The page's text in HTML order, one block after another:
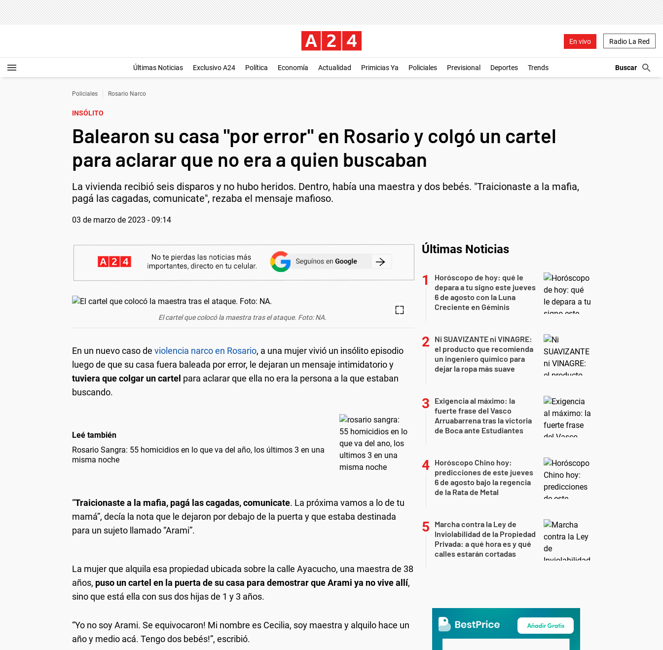
En vivo Radio La Red
Últimas Noticias Exclusivo A24 Política Economía Actualidad Primicias Ya Policiales Previsional Deportes Trends
Policiales Rosario Narco
INSÓLITO
Balearon su casa "por error" en Rosario y colgó un cartel
para aclarar que no era a quien buscaban
La vivienda recibió seis disparos y no hubo heridos. Dentro, había una maestra y dos bebés. "Traicionaste a la mafia,
pagá las cagadas, comunicate", rezaba el mensaje mafioso.
03 de marzo de 2023 - 09:14
El cartel que colocó la maestra tras el ataque. Foto: NA.
En un nuevo caso de violencia narco en Rosario, a una mujer vivió un insólito episodio
luego de que su casa fuera baleada por error, le dejaran un mensaje intimidatorio y
tuviera que colgar un cartel para aclarar que ella no era la persona a la que estaban
buscando.
Leé también
Rosario Sangra: 55 homicidios en lo que va del año, los últimos 3 en una
misma noche
“Traicionaste a la mafia, pagá las cagadas, comunicate. La próxima vamos a lo de tu
mamá”, decía la nota que le dejaron por debajo de la puerta y que estaba destinada
para un sujeto llamado “Arami”.
La mujer que alquila esa propiedad ubicada sobre la calle Ayacucho, una maestra de 38
años, puso un cartel en la puerta de su casa para demostrar que Arami ya no vive allí,
sino que está ella con sus dos hijas de 1 y 3 años.
“Yo no soy Arami. Se equivocaron! Mi nombre es Cecilia, soy maestra y alquilo hace un
año y medio acá. Tengo dos bebés!”, escribió.
Últimas Noticias
Horóscopo de hoy: qué le
depara a tu signo este jueves
6 de agosto con la Luna
Creciente en Géminis
Ni SUAVIZANTE ni VINAGRE:
el producto que recomienda
un ingeniero químico para
dejar la ropa más suave
Exigencia al máximo: la
fuerte frase del Vasco
Arruabarrena tras la victoria
de Boca ante Estudiantes
Horóscopo Chino hoy:
predicciones de este jueves
6 de agosto bajo la regencia
de la Rata de Metal
Marcha contra la Ley de
Inviolabilidad de la Propiedad
Privada: a qué hora es y qué
calles estarán cortadas